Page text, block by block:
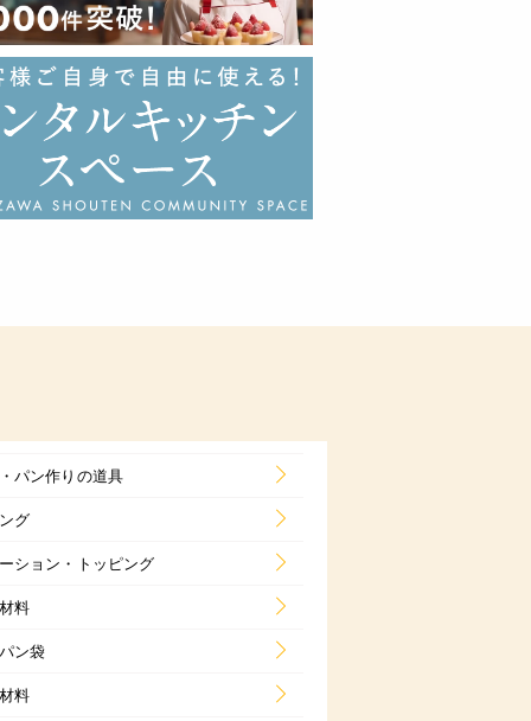
パン作りの道具
グ
ション・トッピング
料
ン袋
料